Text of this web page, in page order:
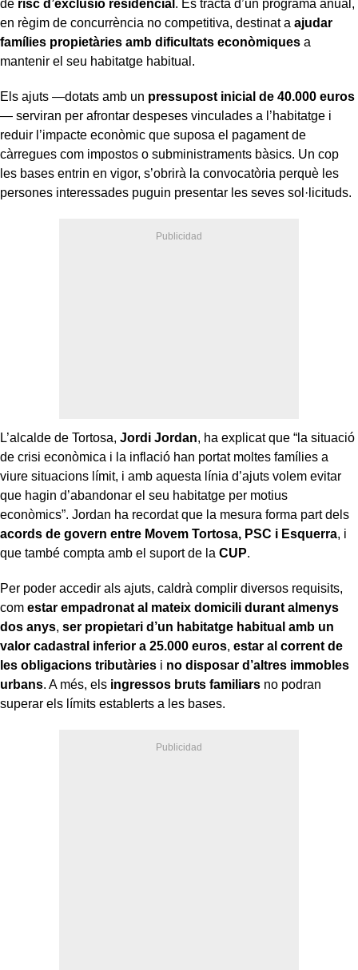
de risc d’exclusió residencial . Es tracta d’un programa anual,
en règim de concurrència no competitiva, destinat a ajudar
famílies propietàries amb dificultats econòmiques a
mantenir el seu habitatge habitual.
Els ajuts —dotats amb un pressupost inicial de 40.000 euros
— serviran per afrontar despeses vinculades a l’habitatge i
reduir l’impacte econòmic que suposa el pagament de
càrregues com impostos o subministraments bàsics. Un cop
les bases entrin en vigor, s’obrirà la convocatòria perquè les
persones interessades puguin presentar les seves sol·licituds.
L’alcalde de Tortosa, Jordi Jordan, ha explicat que “la situació
de crisi econòmica i la inflació han portat moltes famílies a
viure situacions límit, i amb aquesta línia d’ajuts volem evitar
que hagin d’abandonar el seu habitatge per motius
econòmics”. Jordan ha recordat que la mesura forma part dels
acords de govern entre Movem Tortosa, PSC i Esquerra, i
que també compta amb el suport de la CUP.
Per poder accedir als ajuts, caldrà complir diversos requisits,
com estar empadronat al mateix domicili durant almenys
dos anys, ser propietari d’un habitatge habitual amb un
valor cadastral inferior a 25.000 euros, estar al corrent de
les obligacions tributàries i no disposar d’altres immobles
urbans. A més, els ingressos bruts familiars no podran
superar els límits establerts a les bases.